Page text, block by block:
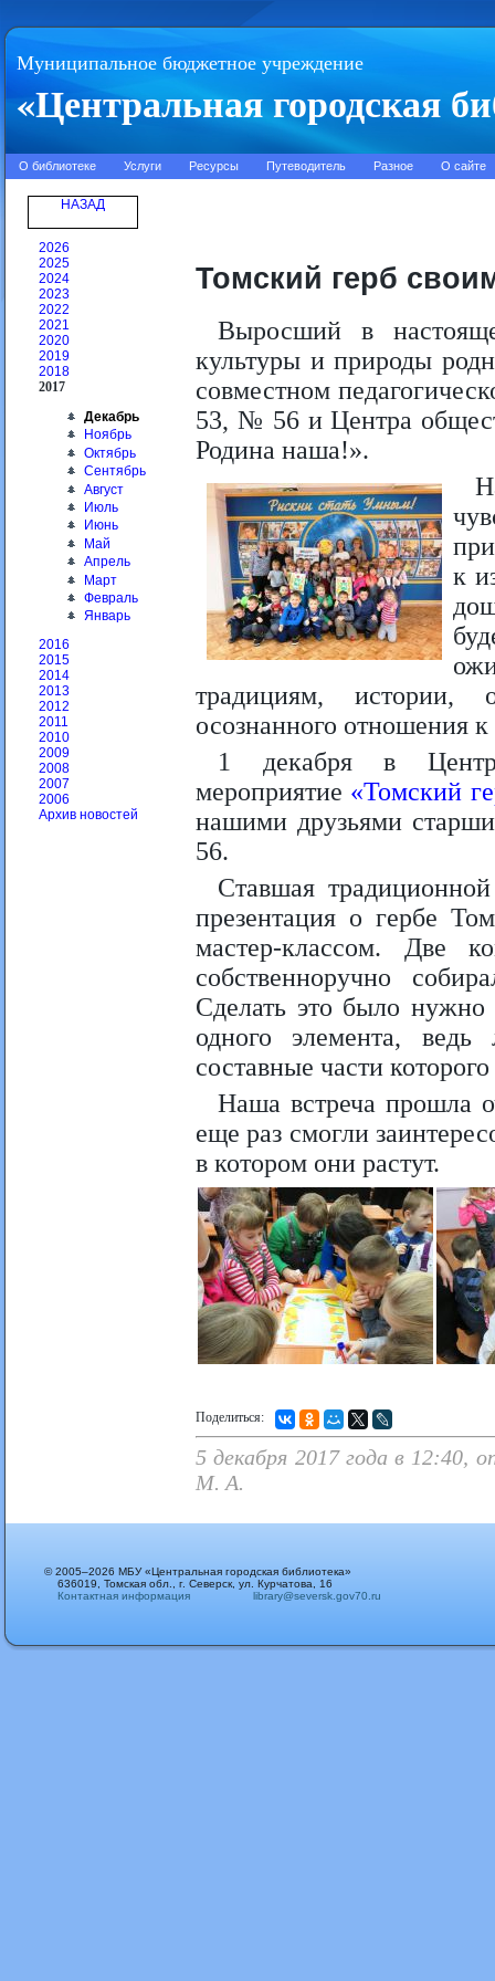
Муниципальное бюджетное учреждение
«Центральная городская
О библиотеке Услуги Ресурсы Путеводитель Разное О сайте
НАЗАД
2026
2025
2024
2023
2022
2021
2020
2019
2018
2017
Декабрь
Ноябрь
Октябрь
Сентябрь
Август
Июль
Июнь
Май
Апрель
Март
Февраль
Январь
2016
2015
2014
2013
2012
2011
2010
2009
2008
2007
2006
Архив новостей
Томский герб
Выросший в
культуры и природы
совместном
53, № 56 и Центра
Родина наша!».
к
традициям,
осознанного отношения
1 декабря в
мероприятие «Томский
нашими друзьями
56.
Ставшая
презентация о гербе
мастер-классом. Две
собственноручно
Сделать это было
одного элемента,
составные части
Наша встреча прошла
еще раз смогли
в котором они растут.
Поделиться:
5 декабря 2017 года в 12:40,
М. А.
© 2005–2026 МБУ «Центральная городская библиотека»
636019, Томская обл., г. Северск, ул. Курчатова, 16
Контактная информация
library@seversk.gov70.ru